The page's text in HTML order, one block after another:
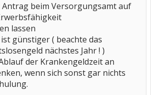
beim Versorgungsamt auf
lassen
günstiger ( beachte das
nächstes Jahr ! )
der Krankengeldzeit an
wenn sich sonst gar nichts